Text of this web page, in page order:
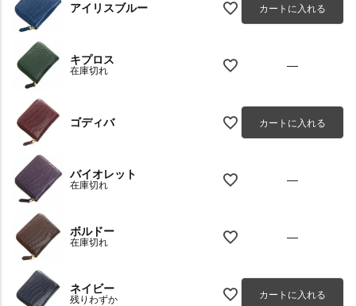
アイリスブルー カートに入れる
キプロス
在庫切れ —
ゴディバ カートに入れる
バイオレット
在庫切れ —
ボルドー
在庫切れ —
ネイビー
残りわずか カートに入れる